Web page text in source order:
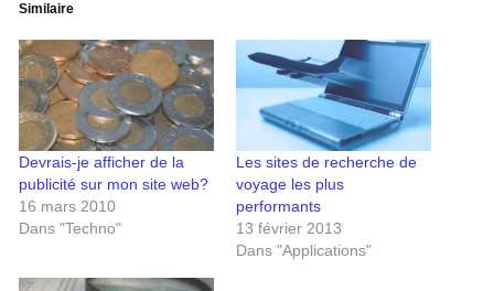
Similaire
Devrais-je afficher de la
publicité sur mon site web?
16 mars 2010
Dans "Techno"
Les sites de recherche de
voyage les plus
performants
13 février 2013
Dans "Applications"